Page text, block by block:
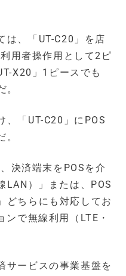
は、「UT-C20」を店
用者操作用として2ピ
X20」1ピースでも
。
、「UT-C20」にPOS
決済端末をPOSを介
LAN）」または、POS
どちらにも対応してお
ンで無線利用（LTE・
サービスの事業基盤を